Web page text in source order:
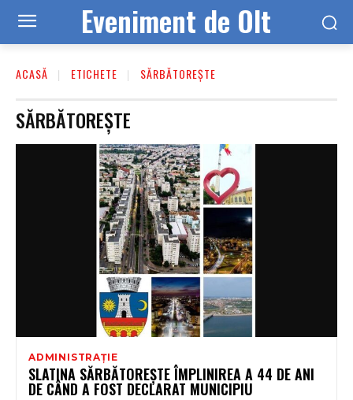
Eveniment de Olt
ACASĂ ETICHETE SĂRBĂTOREȘTE
SĂRBĂTOREȘTE
ADMINISTRAȚIE
SLATINA SĂRBĂTOREȘTE ÎMPLINIREA A 44 DE ANI
DE CÂND A FOST DECLARAT MUNICIPIU